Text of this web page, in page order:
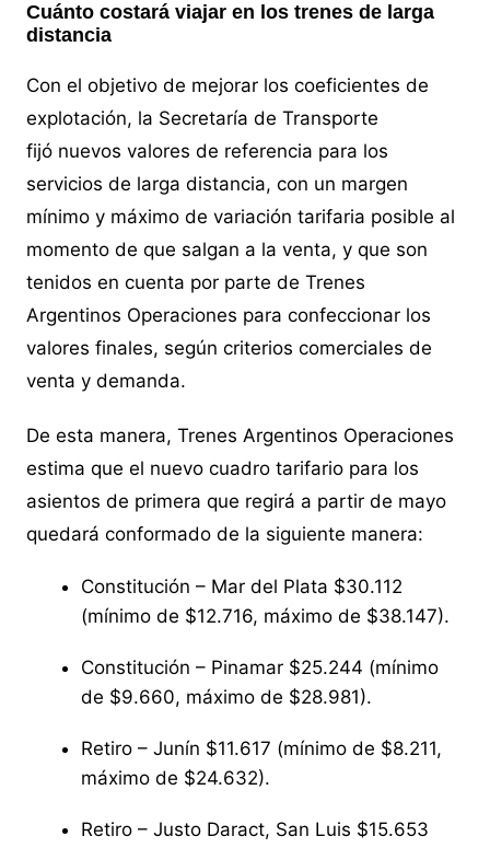
Cuánto costará viajar en los trenes de larga
distancia
Con el objetivo de mejorar los coeficientes de
explotación, la Secretaría de Transporte
fijó nuevos valores de referencia para los
servicios de larga distancia, con un margen
mínimo y máximo de variación tarifaria posible al
momento de que salgan a la venta, y que son
tenidos en cuenta por parte de Trenes
Argentinos Operaciones para confeccionar los
valores finales, según criterios comerciales de
venta y demanda.
De esta manera, Trenes Argentinos Operaciones
estima que el nuevo cuadro tarifario para los
asientos de primera que regirá a partir de mayo
quedará conformado de la siguiente manera:
Constitución – Mar del Plata $30.112
(mínimo de $12.716, máximo de $38.147).
Constitución – Pinamar $25.244 (mínimo
de $9.660, máximo de $28.981).
Retiro – Junín $11.617 (mínimo de $8.211,
máximo de $24.632).
Retiro – Justo Daract, San Luis $15.653